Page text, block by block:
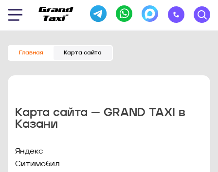
Главная Карта сайта
Карта сайта — GRAND TAXI в
Казани
Яндекс
Ситимобил